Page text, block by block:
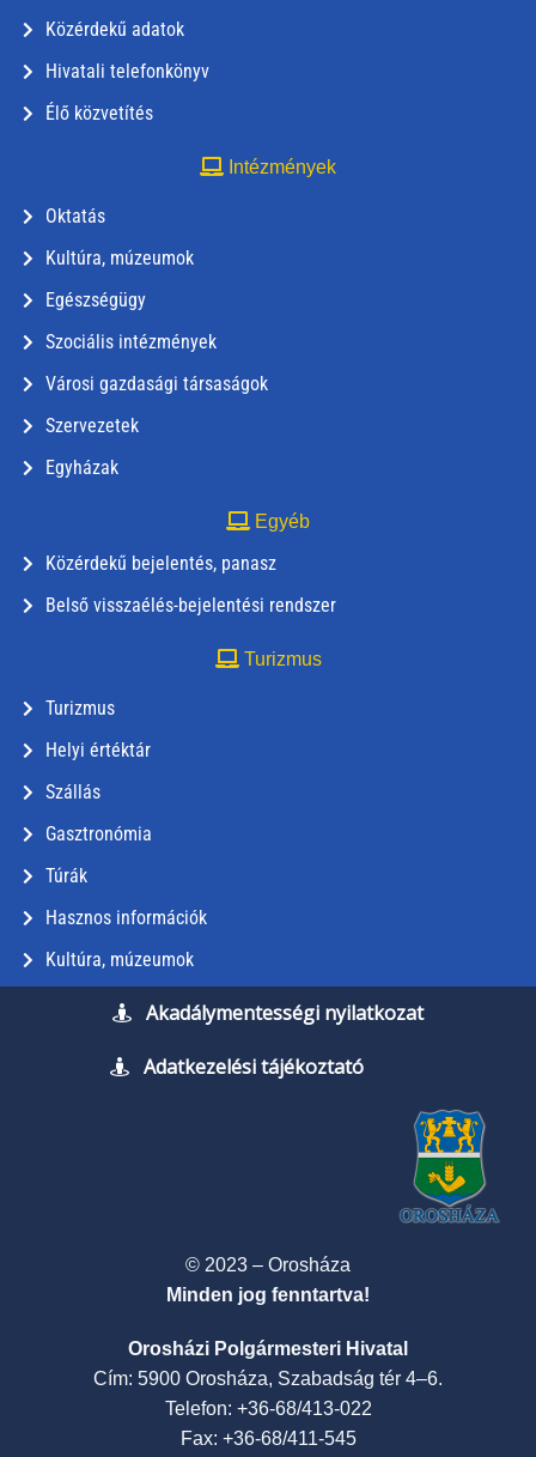
Közérdekű adatok
Hivatali telefonkönyv
Élő közvetítés
Intézmények
Oktatás
Kultúra, múzeumok
Egészségügy
Szociális intézmények
Városi gazdasági társaságok
Szervezetek
Egyházak
Egyéb
Közérdekű bejelentés, panasz
Belső visszaélés-bejelentési rendszer
Turizmus
Turizmus
Helyi értéktár
Szállás
Gasztronómia
Túrák
Hasznos információk
Kultúra, múzeumok
Akadálymentességi nyilatkozat
Adatkezelési tájékoztató
© 2023 – Orosháza
Minden jog fenntartva!
Orosházi Polgármesteri Hivatal
Cím: 5900 Orosháza, Szabadság tér 4–6.
Telefon: +36-68/413-022
Fax: +36-68/411-545